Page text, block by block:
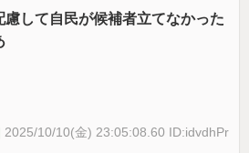
慮して自民が候補者立てなかった
2025/10/10(金) 23:05:08.60 ID:idvdhPr